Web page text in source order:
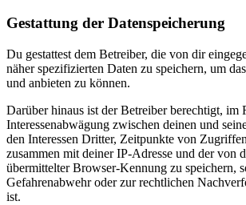
Gestattung der Datenspeicherung
Du gestattest dem Betreiber, die von dir
näher spezifizierten Daten zu speichern, um
und anbieten zu können.
Darüber hinaus ist der Betreiber berechtigt, im
Interessenabwägung zwischen deinen und
den Interessen Dritter, Zeitpunkte von
zusammen mit deiner IP-Adresse und der von
übermittelter Browser-Kennung zu speichern,
Gefahrenabwehr oder zur rechtlichen
ist.